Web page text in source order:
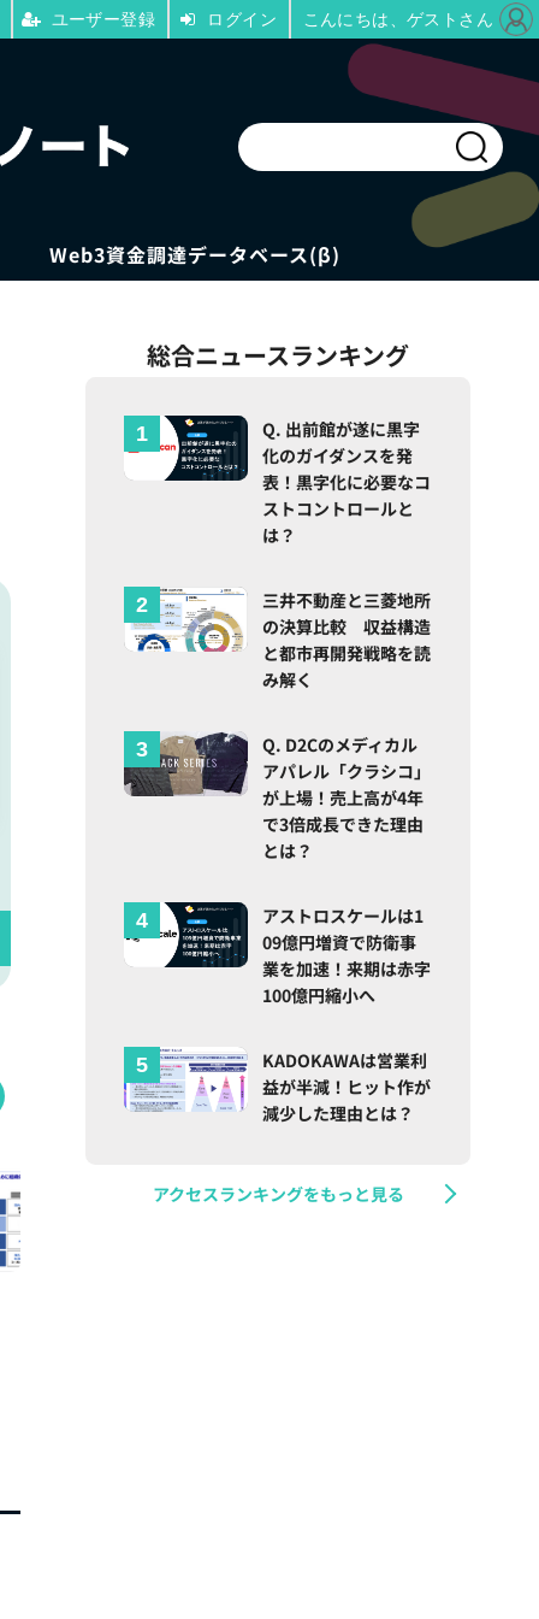
Web3資金調達データベース(β)
総合ニュースランキング
Q. 出前館が遂に黒字
化のガイダンスを発
表！黒字化に必要なコ
ストコントロールと
は？
三井不動産と三菱地所
の決算比較 収益構造
と都市再開発戦略を読
み解く
Q. D2Cのメディカル
アパレル「クラシコ」
が上場！売上高が4年
で3倍成長できた理由
とは？
アストロスケールは1
09億円増資で防衛事
業を加速！来期は赤字
100億円縮小へ
KADOKAWAは営業利
益が半減！ヒット作が
減少した理由とは？
アクセスランキングをもっと見る
ユーザー登録 ログイン こんにちは、ゲストさん